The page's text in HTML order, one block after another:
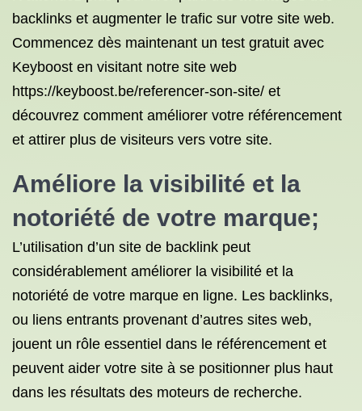
backlinks et augmenter le trafic sur votre site web.
Commencez dès maintenant un test gratuit avec
Keyboost en visitant notre site web
https://keyboost.be/referencer-son-site/ et
découvrez comment améliorer votre référencement
et attirer plus de visiteurs vers votre site.
Améliore la visibilité et la
notoriété de votre marque;
L’utilisation d’un site de backlink peut
considérablement améliorer la visibilité et la
notoriété de votre marque en ligne. Les backlinks,
ou liens entrants provenant d’autres sites web,
jouent un rôle essentiel dans le référencement et
peuvent aider votre site à se positionner plus haut
dans les résultats des moteurs de recherche.